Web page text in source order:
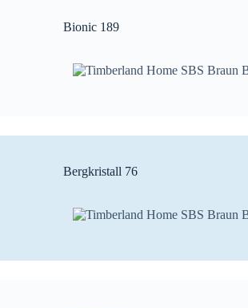
Bionic 189
Bergkristall 76